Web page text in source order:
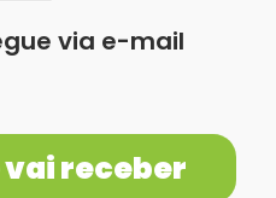
via e-mail
vai receber